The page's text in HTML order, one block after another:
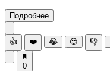
Подробнее
👍 ❤️ 😂 😍 👎
0